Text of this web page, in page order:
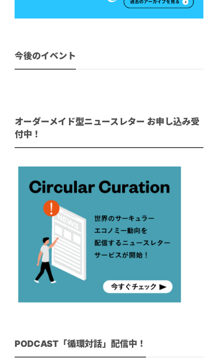
今後のイベント
オーダーメイド型ニュースレター お申し込み受
付中！
PODCAST「循環対話」配信中！